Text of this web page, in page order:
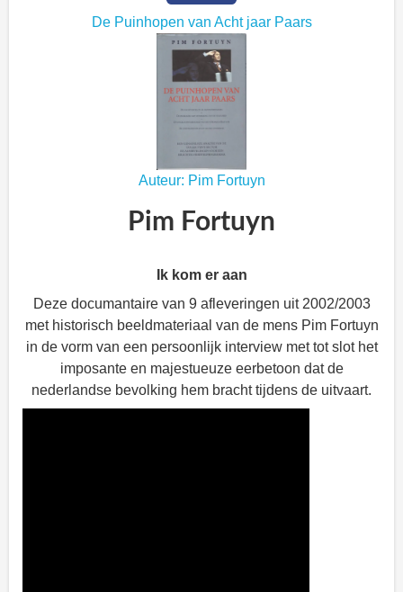
De Puinhopen van Acht jaar Paars
Auteur: Pim Fortuyn
Pim Fortuyn
Ik kom er aan
Deze documantaire van 9 afleveringen uit 2002/2003
met historisch beeldmateriaal van de mens Pim Fortuyn
in de vorm van een persoonlijk interview met tot slot het
imposante en majestueuze eerbetoon dat de
nederlandse bevolking hem bracht tijdens de uitvaart.